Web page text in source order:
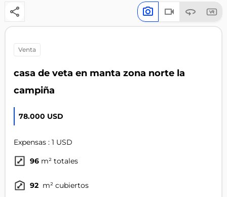
venta
casa de veta en manta zona norte la
campiña
78.000 USD
Expensas : 1 USD
96 m² totales
92 m² cubiertos